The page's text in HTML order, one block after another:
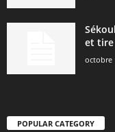
et tire
octobre
POPULAR CATEGORY